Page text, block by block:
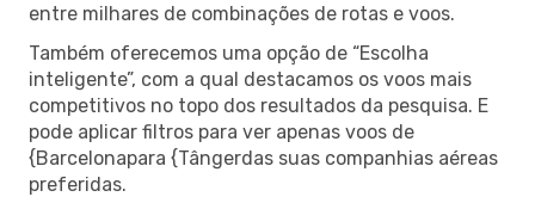
entre milhares de combinações de rotas e voos.
Também oferecemos uma opção de “Escolha
inteligente”, com a qual destacamos os voos mais
competitivos no topo dos resultados da pesquisa. E
pode aplicar filtros para ver apenas voos de
{Barcelonapara {Tângerdas suas companhias aéreas
preferidas.